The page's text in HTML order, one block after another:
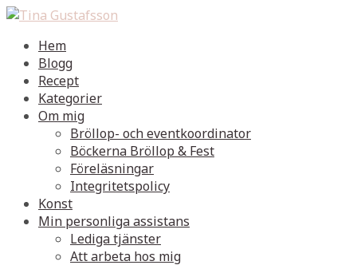
Hem
Blogg
Recept
Kategorier
Om mig
Bröllop- och eventkoordinator
Böckerna Bröllop & Fest
Föreläsningar
Integritetspolicy
Konst
Min personliga assistans
Lediga tjänster
Att arbeta hos mig